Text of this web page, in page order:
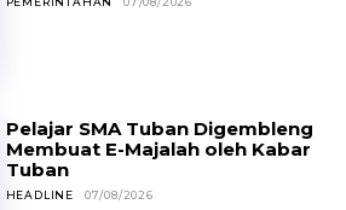
Pelajar SMA Tuban Digembleng
Membuat E-Majalah oleh Kabar
Tuban
HEADLINE 07/08/2026